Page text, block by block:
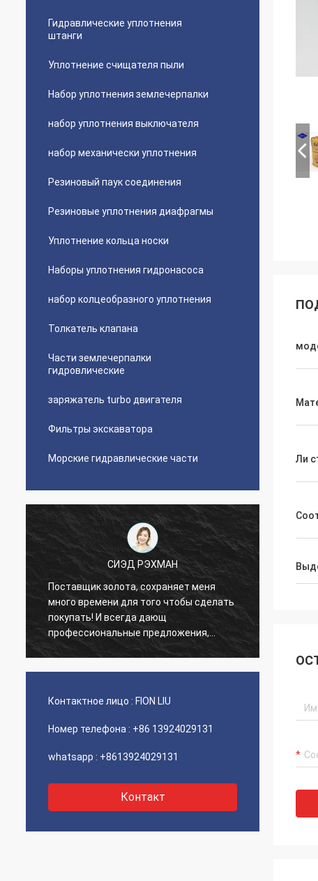
Гидравлические уплотнения
штанги
Уплотнение счищателя пыли
Набор уплотнения землечерпалки
набор уплотнения выключателя
набор механически уплотнения
Резиновый паук соединения
Резиновые уплотнения диафрагмы
Уплотнение кольца носки
Наборы уплотнения гидронасоса
набор колцеобразного уплотнения
Толкатель клапана
Части землечерпалки
гидровлические
заряжатель turbo двигателя
Фильтры экскаватора
Морские гидравлические части
СИЭД РЭХМАН
Поставщик золота, сохраняет меня
много времени для того чтобы сделать
покупать! И всегда дающ
профессиональные предложения,
помогите мне много в деле! Спасибо!
Заслуживает 5 звезд! Ваши продукты
смотрят отлично и
ваша компания для покупки больше
Контактное лицо : FION LIU
Номер телефона : +86 13924029131
whatsapp : +8613924029131
Контакт
Ли